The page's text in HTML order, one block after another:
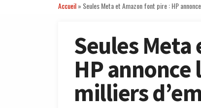
Accueil» Seules Meta et Amazon font pire : HP
Seules
HP
milliers